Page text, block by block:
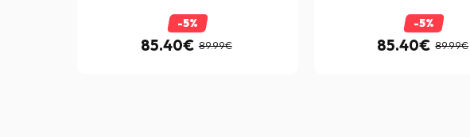
-5%
85.40€ 89.99€
-5%
85.40€ 89.99€